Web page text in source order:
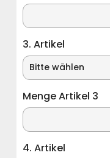
3. Artikel
Menge Artikel 3
4. Artikel